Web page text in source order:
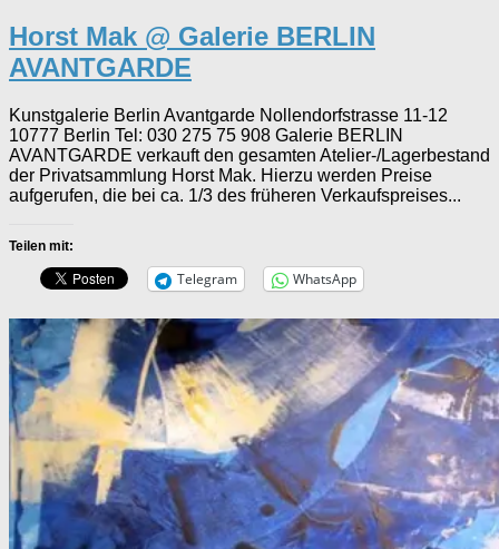
Horst Mak @ Galerie BERLIN
AVANTGARDE
Kunstgalerie Berlin Avantgarde Nollendorfstrasse 11-12
10777 Berlin Tel: 030 275 75 908 Galerie BERLIN
AVANTGARDE verkauft den gesamten Atelier-/Lagerbestand
der Privatsammlung Horst Mak. Hierzu werden Preise
aufgerufen, die bei ca. 1/3 des früheren Verkaufspreises...
Teilen mit:
Telegram WhatsApp